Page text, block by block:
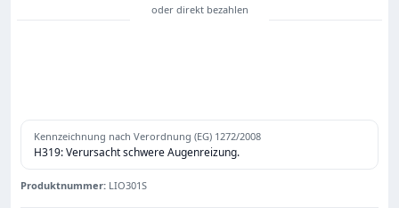
Kennzeichnung nach Verordnung (EG) 1272/2008
H319: Verursacht schwere Augenreizung.
Produktnummer: LIO301S